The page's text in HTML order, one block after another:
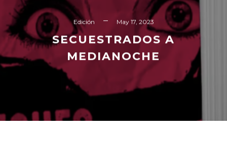
Edición May 17, 2023
SECUESTRADOS A
MEDIANOCHE